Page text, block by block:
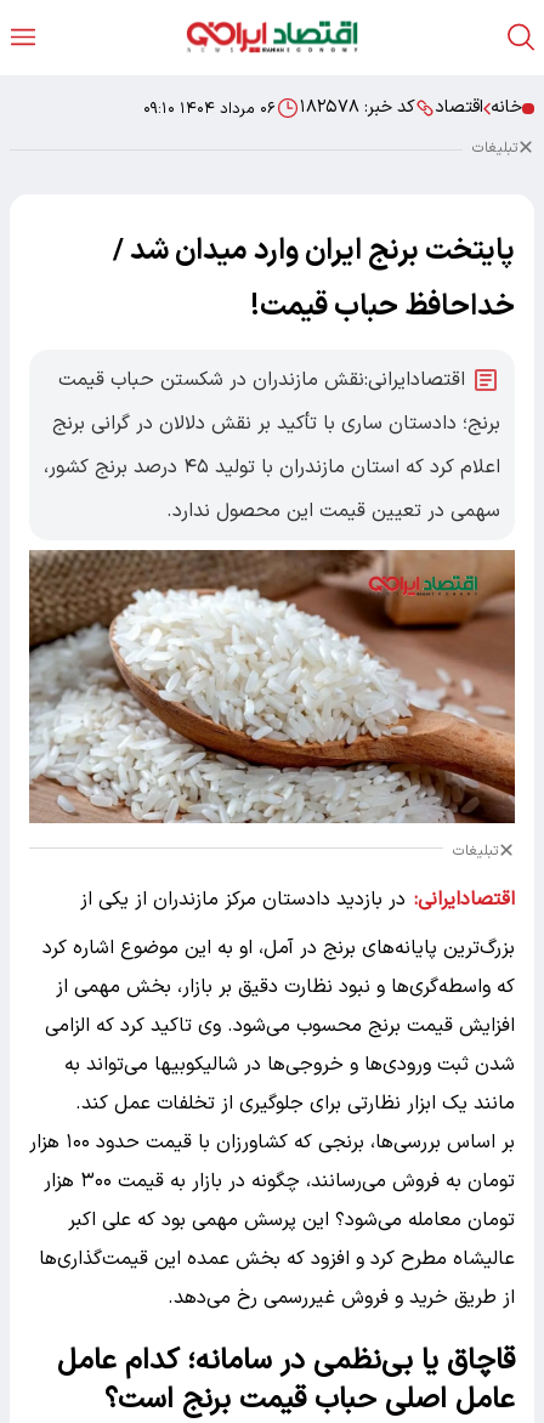
خانه اقتصاد کد خبر: ۱۸۲۵۷۸ ۰۶ مرداد ۱۴۰۴ ۰۹:۱۰
تبلیغات
پایتخت برنج ایران وارد میدان شد /
خداحافظ حباب قیمت!
اقتصادایرانی:نقش مازندران در شکستن حباب قیمت
برنج؛ دادستان ساری با تأکید بر نقش دلالان در گرانی برنج
اعلام کرد که استان مازندران با تولید ۴۵ درصد برنج کشور،
سهمی در تعیین قیمت این محصول ندارد.
تبلیغات
اقتصادایرانی: در بازدید دادستان مرکز مازندران از یکی از
بزرگ‌ترین پایانه‌های برنج در آمل، او به این موضوع اشاره کرد
که واسطه‌گری‌ها و نبود نظارت دقیق بر بازار، بخش مهمی از
افزایش قیمت برنج محسوب می‌شود. وی تاکید کرد که الزامی
شدن ثبت ورودی‌ها و خروجی‌ها در شالیکوبیها می‌تواند به
مانند یک ابزار نظارتی برای جلوگیری از تخلفات عمل کند.
بر اساس بررسی‌ها، برنجی که کشاورزان با قیمت حدود ۱۰۰ هزار
تومان به فروش می‌رسانند، چگونه در بازار به قیمت ۳۰۰ هزار
تومان معامله می‌شود؟ این پرسش مهمی بود که علی اکبر
عالیشاه مطرح کرد و افزود که بخش عمده این قیمت‌گذاری‌ها
از طریق خرید و فروش غیررسمی رخ می‌دهد.
قاچاق یا بی‌نظمی در سامانه؛ کدام عامل
عامل اصلی حباب قیمت برنج است؟